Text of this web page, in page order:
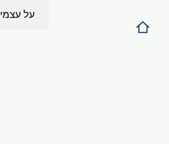
על עצמי